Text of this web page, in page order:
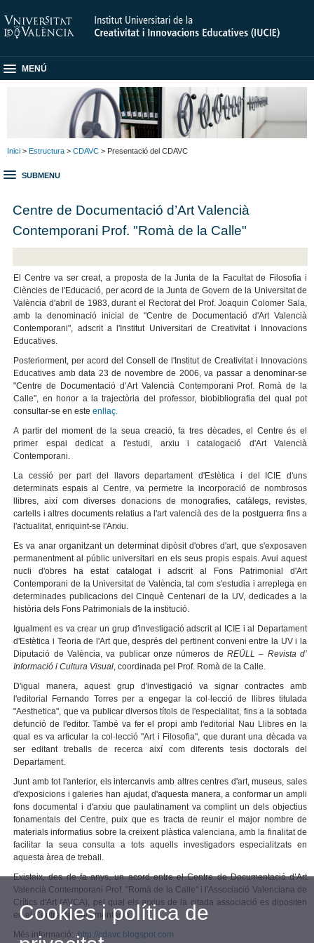
MENÚ
Inici > Estructura > CDAVC > Presentació del CDAVC
SUBMENU
Centre de Documentació d’Art Valencià
Contemporani Prof. "Romà de la Calle"
El Centre va ser creat, a proposta de la Junta de la Facultat de Filosofia i
Ciències de l'Educació, per acord de la Junta de Govern de la Universitat de
València d'abril de 1983, durant el Rectorat del Prof. Joaquin Colomer Sala,
amb la denominació inicial de "Centre de Documentació d'Art Valencià
Contemporani", adscrit a l'Institut Universitari de Creativitat i Innovacions
Educatives.
Posteriorment, per acord del Consell de l'Institut de Creativitat i Innovacions
Educatives amb data 23 de novembre de 2006, va passar a denominar-se
"Centre de Documentació d’Art Valencià Contemporani Prof. Romà de la
Calle", en honor a la trajectòria del professor, biobibliografia del qual pot
consultar-se en esteenllaç.
A partir del moment de la seua creació, fa tres dècades, el Centre és el
primer espai dedicat a l'estudi, arxiu i catalogació d'Art Valencià
Contemporani.
La cessió per part del llavors departament d'Estètica i del ICIE d'uns
determinats espais al Centre, va permetre la incorporació de nombrosos
llibres, així com diverses donacions de monografies, catàlegs, revistes,
cartells i altres documents relatius a l'art valencià des de la postguerra fins a
l'actualitat, enriquint-se l'Arxiu.
Es va anar organitzant un determinat dipòsit d'obres d'art, que s'exposaven
permanentment al públic universitari en els seus propis espais. Avui aquest
nucli d'obres ha estat catalogat i adscrit al Fons Patrimonial d'Art
Contemporani de la Universitat de València, tal com s'estudia i arreplega en
determinades publicacions del Cinquè Centenari de la UV, dedicades a la
història dels Fons Patrimonials de la institució.
Igualment es va crear un grup d'investigació adscrit al ICIE i al Departament
d'Estètica i Teoria de l'Art que, després del pertinent conveni entre la UV i la
Diputació de València, va publicar onze números de REÜLL – Revista d’
Informació i Cultura Visual, coordinada pel Prof. Romà de la Calle.
D'igual manera, aquest grup d'investigació va signar contractes amb
l'editorial Fernando Torres per a engegar la col·lecció de llibres titulada
"Aesthetica", que va publicar diversos títols de l'especialitat, fins a la sobtada
defunció de l'editor. També va fer el propi amb l'editorial Nau Llibres en la
qual es va articular la col·lecció "Art i Filosofia", que durant una dècada va
ser editant treballs de recerca així com diferents tesis doctorals del
Departament.
Junt amb tot l'anterior, els intercanvis amb altres centres d'art, museus, sales
d'exposicions i galeries han ajudat, d'aquesta manera, a conformar un ampli
fons documental i d'arxiu que paulatinament va complint un dels objectius
fonamentals del Centre, puix que es tracta de reunir el major nombre de
materials informatius sobre la creixent plàstica valenciana, amb la finalitat de
facilitar la seua consulta a tots aquells investigadors especialitzats en
aquesta àrea de treball.
Existeix, des de fa anys, un acord entre el Centre de Documentació d’Art
Valencià Contemporani Prof. "Romà de la Calle" i l'Associació Valenciana de
Crítics d'Art (AVCA), pel qual els arxius de la citada associació es dipositen
en el Centre de Documentació.
Més informació: http://cdavc.blogspot.com
Cookies i política de